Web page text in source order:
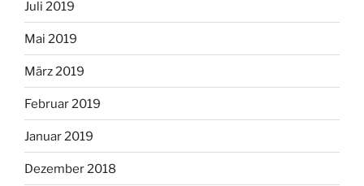
Juli 2019
Mai 2019
März 2019
Februar 2019
Januar 2019
Dezember 2018